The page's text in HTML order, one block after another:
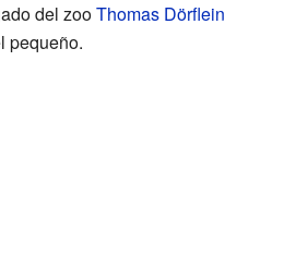
del zooThomas Dörflein
pequeño.